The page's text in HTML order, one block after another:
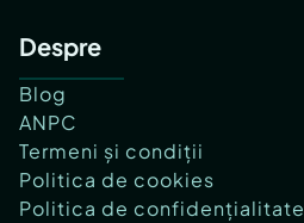
Despre
Blog
ANPC
Termeni și condiții
Politica de cookies
Politica de confidențialitate